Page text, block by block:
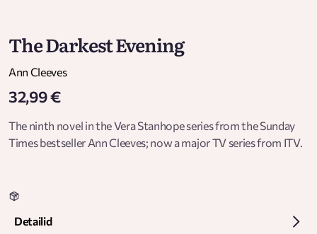
The Darkest Evening
Ann Cleeves
32,99 €
The ninth novel in the Vera Stanhope series from the Sunday
Times bestseller Ann Cleeves; now a major TV series from ITV.
Detailid